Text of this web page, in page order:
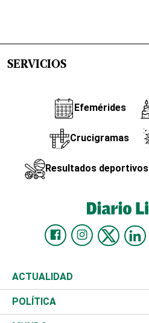
SERVICIOS
Efemérides
Crucigramas
Resultados deportivos
ACTUALIDAD
Nacional
POLÍTICA